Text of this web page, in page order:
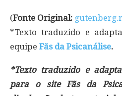
(Fonte Original:
*Texto traduzido e
equipe Fãs da Psicanálise.
*Texto traduzido e
para o site Fãs da